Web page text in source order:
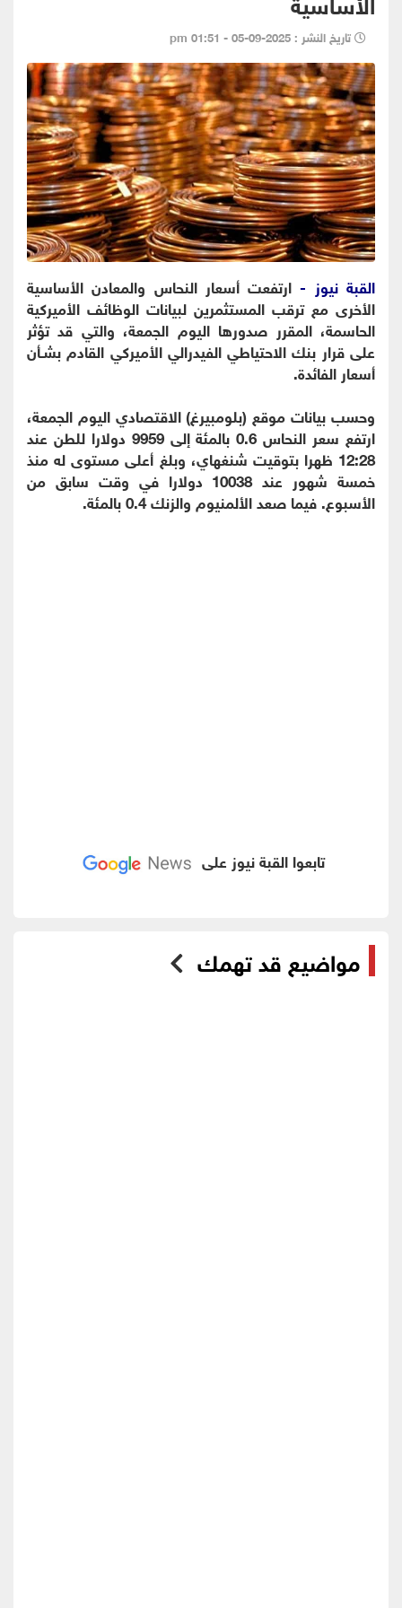
تاريخ النشر : 2025-09-05 - 01:51 pm
القبة نيوز - ارتفعت أسعار النحاس والمعادن الأساسية
الأخرى مع ترقب المستثمرين لبيانات الوظائف الأميركية
الحاسمة، المقرر صدورها اليوم الجمعة، والتي قد تؤثر
على قرار بنك الاحتياطي الفيدرالي الأميركي القادم بشـأن
أسعار الفائدة.
وحسب بيانات موقع (بلومبيرغ) الاقتصادي اليوم الجمعة،
ارتفع سعر النحاس 0.6 بالمئة إلى 9959 دولارا للطن عند
12:28 ظهرا بتوقيت شنغهاي، وبلغ أعلى مستوى له منذ
خمسة شهور عند 10038 دولارا في وقت سابق من
الأسبوع. فيما صعد الألمنيوم والزنك 0.4 بالمئة.
تابعوا القبة نيوز على
مواضيع قد تهمك